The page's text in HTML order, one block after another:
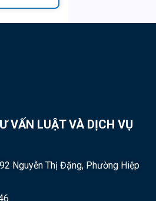
VẤN LUẬT VÀ DỊCH VỤ
Nguyễn Thị Đặng, Phường Hiệp